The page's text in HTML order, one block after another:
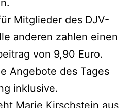
Mitglieder des DJV-
anderen zahlen einen
von 9,90 Euro.
Angebote des Tages
inklusive.
Marie Kirschstein aus